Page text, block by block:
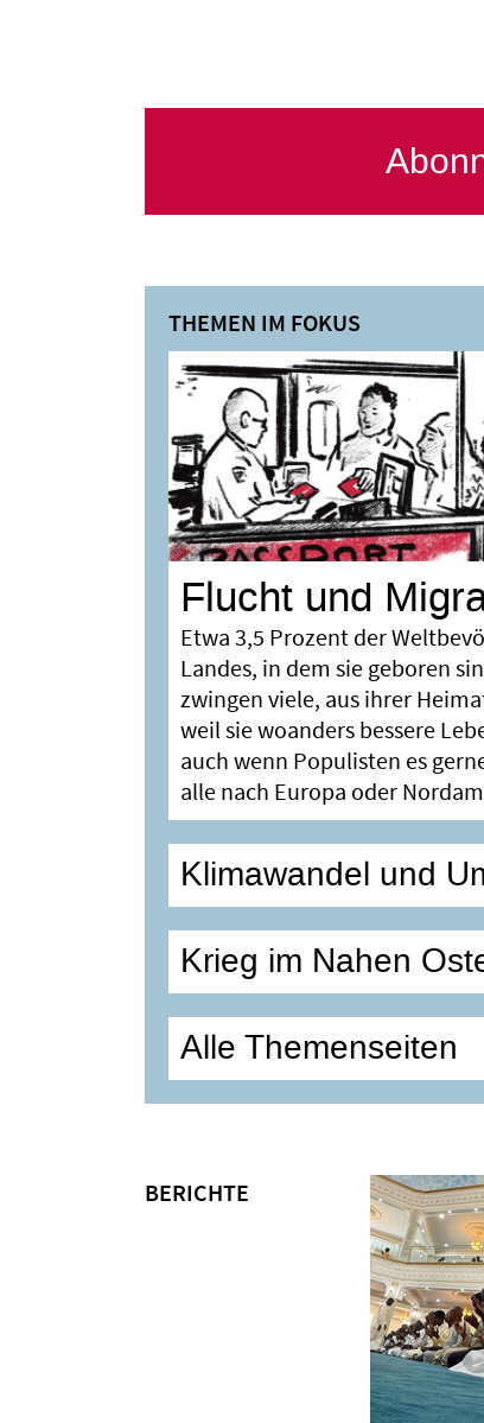
Flucht und
Etwa 3,5 Prozent der
Landes, in dem sie geboren
zwingen viele, aus ihrer
weil sie woanders bessere
auch wenn Populisten es
alle nach Europa oder
Klimawandel und
Krieg im Nahen
Alle Themenseiten
BERICHTE